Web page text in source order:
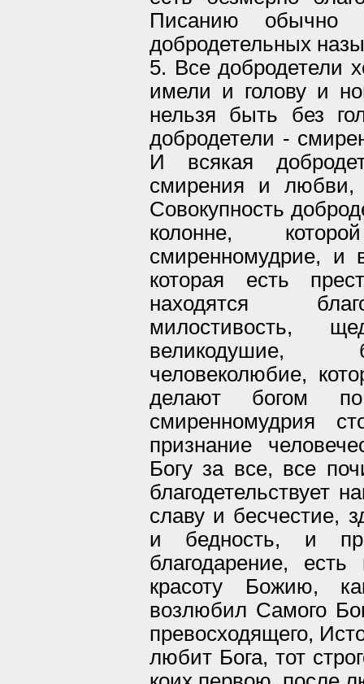
Писанию обычно
добродетельных
5. Все добродетели
имели и голову и
нельзя быть без
добродетели -
И всякая
смирения и любви,
Совокупность
колонне,
смиренномудрие, и
которая есть
находятся
милостивость,
великодушие,
человеколюбие,
делают богом
смиренномудрия
признание
Богу за все, все
благодетельствует
славу и бесчестие,
и бедность, и
благодарение,
красоту Божию,
возлюбил Самого
превосходящего,
любит Бога, тот